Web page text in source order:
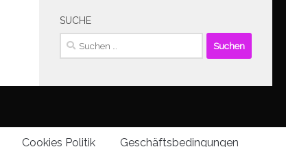
SUCHE
Suchen
nach:
Cookies Politik Geschäftsbedingungen